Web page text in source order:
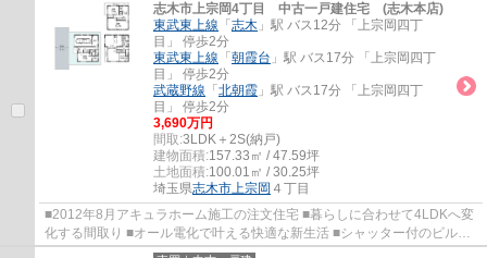
志木市上宗岡4丁目 中古一戸建住宅 (志木本店)
東武東上線 「 志木 」駅 バス12分 「上宗岡四丁
目」 停歩2分
東武東上線 「 朝霞台 」駅 バス17分 「上宗岡四丁
目」 停歩2分
武蔵野線 「 北朝霞 」駅 バス17分 「上宗岡四丁
目」 停歩2分
3,690万円
間取:3LDK＋2S(納戸)
建物面積:157.33㎡ / 47.59坪
土地面積:100.01㎡ / 30.25坪
埼玉県志木市上宗岡 ４丁目
■2012年8月アキュラホーム施工の注文住宅 ■暮らしに合わせて4LDKへ変
化する間取り ■オール電化で叶える快適な新生活 ■シャッター付のビルト
ガレージ ■WIC×納戸2ヵ所。収納豊富な住まい